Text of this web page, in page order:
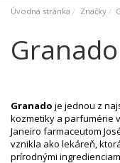
Úvodná stránka Značky
Granado
Granado je jednou z
kozmetiky a parfumérie
Janeiro farmaceutom
vznikla ako lekáreň,
prírodnými